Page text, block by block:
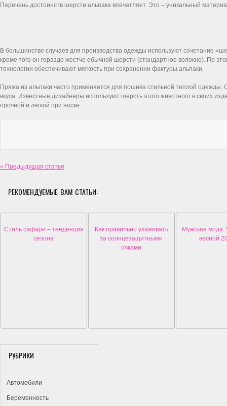
Перечень достоинств шерсти альпака впечатляет. Это – уникальный
В большинстве случаев для производства одежды используют сочетание
кроме того он гораздо жестче обычной шерсти (стандартное волокно). По
технологии обеспечивают мягкость при сохранении фактуры альпаки.
Пряжа из альпаки часто применяется для пошива стильной теплой одежды.
вкуса. Известные дизайнеры используют шерсть этого животного в своих
прочной и легкой при носке.
« Предыдущая статья
РЕКОМЕНДУЕМЫЕ ВАМ СТАТЬИ:
Стиль сафари – тенденция
сезона
Как правильно ухаживать
за солнцезащитными
очками
Мужская мода.
весной
РУБРИКИ
Автомобили
Беременность